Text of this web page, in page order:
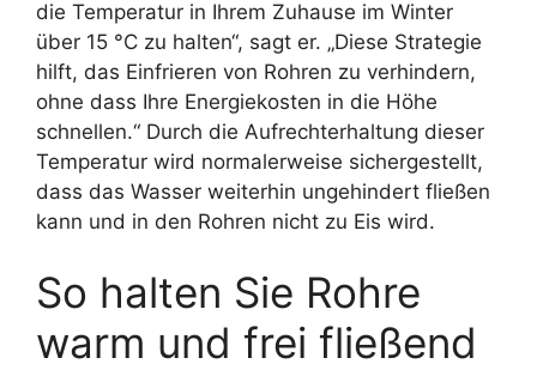
die Temperatur in Ihrem Zuhause im Winter
über 15 °C zu halten“, sagt er. „Diese Strategie
hilft, das Einfrieren von Rohren zu verhindern,
ohne dass Ihre Energiekosten in die Höhe
schnellen.“ Durch die Aufrechterhaltung dieser
Temperatur wird normalerweise sichergestellt,
dass das Wasser weiterhin ungehindert fließen
kann und in den Rohren nicht zu Eis wird.
So halten Sie Rohre
warm und frei fließend